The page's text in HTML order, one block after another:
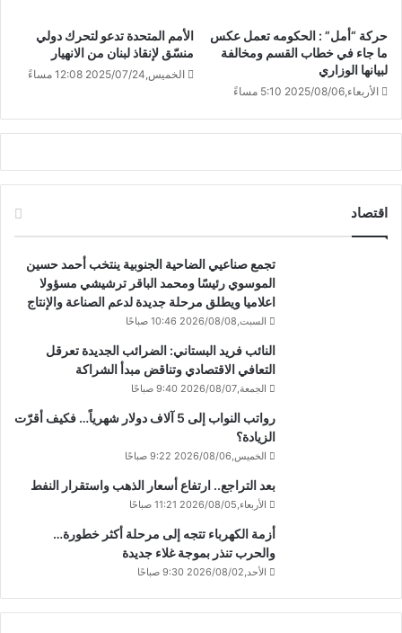
حركة “أمل” : الحكومه تعمل عكس
ما جاء في خطاب القسم ومخالفة
لبيانها الوزاري
الأربعاء,2025/08/06 5:10 مساءً
الأمم المتحدة تدعو لتحرك دولي
منسّق لإنقاذ لبنان من الانهيار
الخميس,2025/07/24 12:08 مساءً
اقتصاد
تجمع صناعيي الضاحية الجنوبية ينتخب أحمد حسين
الموسوي رئيسًا ومحمد الباقر ترشيشي مسؤولا
اعلاميا ويطلق مرحلة جديدة لدعم الصناعة والإنتاج
السبت,2026/08/08 10:46 صباحًا
النائب فريد البستاني: الضرائب الجديدة تعرقل
التعافي الاقتصادي وتناقض مبدأ الشراكة
الجمعة,2026/08/07 9:40 صباحًا
رواتب النواب إلى 5 آلاف دولار شهرياً… فكيف أقرّت
الزيادة؟
الخميس,2026/08/06 9:22 صباحًا
بعد التراجع.. ارتفاع أسعار الذهب واستقرار النفط
الأربعاء,2026/08/05 11:21 صباحًا
أزمة الكهرباء تتجه إلى مرحلة أكثر خطورة…
والحرب تنذر بموجة غلاء جديدة
الأحد,2026/08/02 9:30 صباحًا